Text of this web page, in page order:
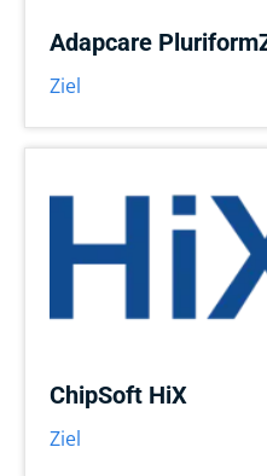
Adapcare
Ziel
ChipSoft HiX
Ziel